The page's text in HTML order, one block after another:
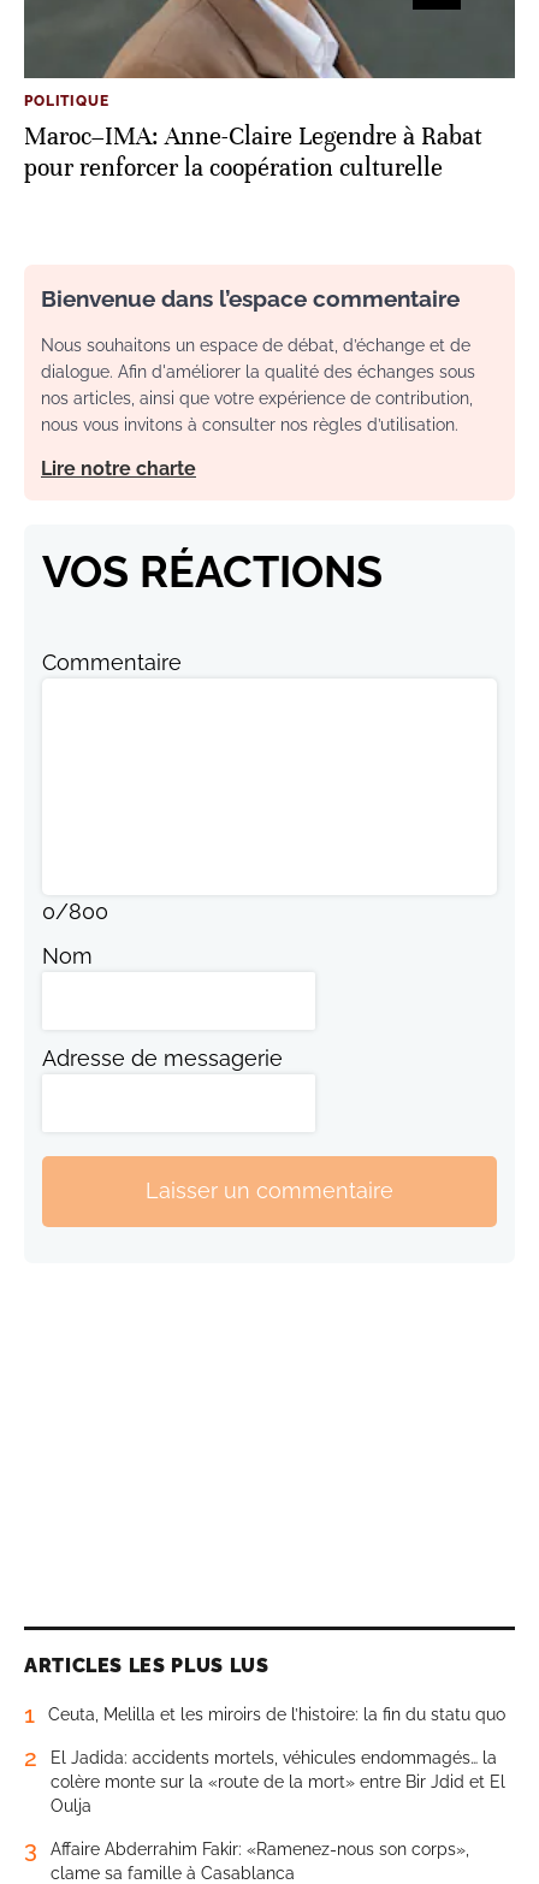
POLITIQUE
Maroc–IMA: Anne-Claire Legendre à Rabat
pour renforcer la coopération culturelle
Bienvenue dans l’espace commentaire
Nous souhaitons un espace de débat, d’échange et de
dialogue. Afin d'améliorer la qualité des échanges sous
nos articles, ainsi que votre expérience de contribution,
nous vous invitons à consulter nos règles d’utilisation.
Lire notre charte
VOS RÉACTIONS
Commentaire
0/800
Nom
Adresse de messagerie
Laisser un commentaire
ARTICLES LES PLUS LUS
1 Ceuta, Melilla et les miroirs de l’histoire: la fin du statu quo
2
El Jadida: accidents mortels, véhicules endommagés… la
colère monte sur la «route de la mort» entre Bir Jdid et El
Oulja
3
Affaire Abderrahim Fakir: «Ramenez-nous son corps»,
clame sa famille à Casablanca